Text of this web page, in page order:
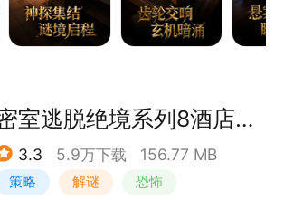
为你此行的使命！
寻找答案！
场景中，与环境互动，解开丰富的谜
密室逃脱绝境系列8酒店惊魂
3.3 5.9万下载 156.77 MB
策略 解谜 恐怖